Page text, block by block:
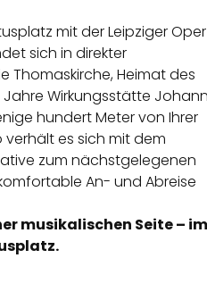
mit der Leipziger Oper
sich in direkter
Thomaskirche, Heimat des
Wirkungsstätte
hundert Meter von Ihrer
es sich mit dem
zum nächstgelegenen
An- und Abreise
musikalischen Seite – im